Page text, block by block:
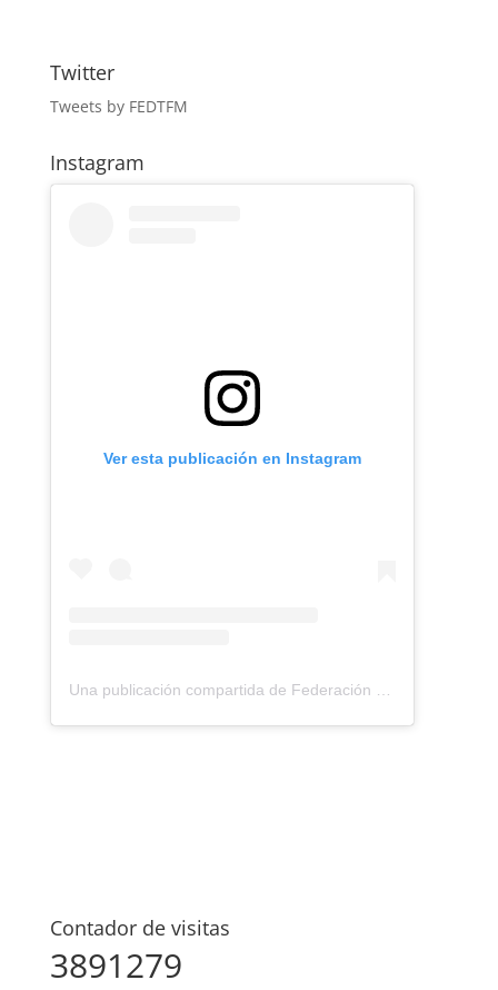
Twitter
Tweets by FEDTFM
Instagram
Ver esta publicación en Instagram
Una publicación compartida de Federación Montañismo Tenerife (@federacion_montanismo_tenerife)
Contador de visitas
3891279